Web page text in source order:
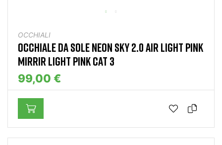
OCCHIALI
OCCHIALE DA SOLE NEON SKY 2.0 AIR LIGHT PINK
MIRRIR LIGHT PINK CAT 3
99,00 €